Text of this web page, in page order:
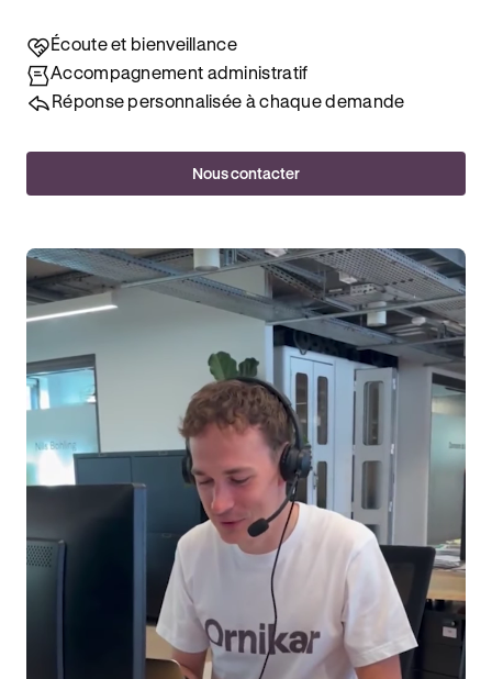
Écoute et bienveillance
Accompagnement administratif
Réponse personnalisée à chaque demande
Nous contacter